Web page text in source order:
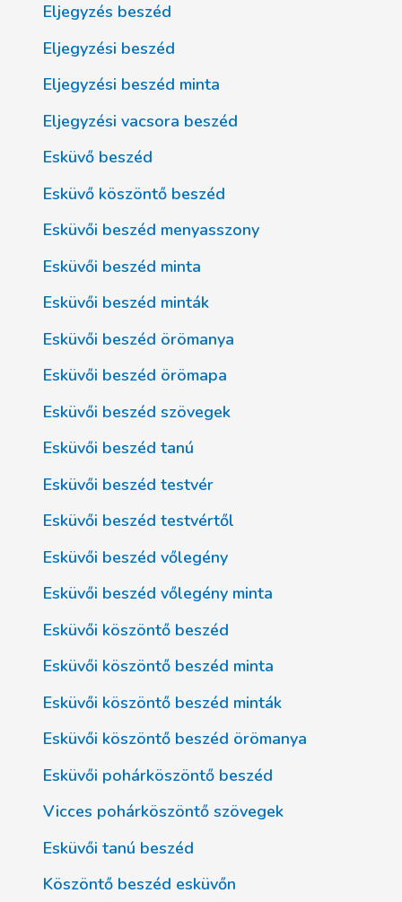
Eljegyzés beszéd
Eljegyzési beszéd
Eljegyzési beszéd minta
Eljegyzési vacsora beszéd
Esküvő beszéd
Esküvő köszöntő beszéd
Esküvői beszéd menyasszony
Esküvői beszéd minta
Esküvői beszéd minták
Esküvői beszéd örömanya
Esküvői beszéd örömapa
Esküvői beszéd szövegek
Esküvői beszéd tanú
Esküvői beszéd testvér
Esküvői beszéd testvértől
Esküvői beszéd vőlegény
Esküvői beszéd vőlegény minta
Esküvői köszöntő beszéd
Esküvői köszöntő beszéd minta
Esküvői köszöntő beszéd minták
Esküvői köszöntő beszéd örömanya
Esküvői pohárköszöntő beszéd
Vicces pohárköszöntő szövegek
Esküvői tanú beszéd
Köszöntő beszéd esküvőn